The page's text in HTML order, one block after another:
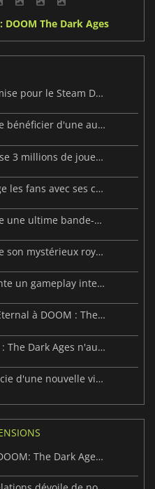
The Dark Ages
DOOM : The Dark Ages s’optimise pour le Steam Deck
Doom : The Dark Ages vient de bénéficier d'une augmentation surprise de la difficulté
DOOM : The Dark Ages dépasse 3 millions de joueurs grâce à un lancement record
DOOM : The Dark Ages partage les fans avec ses choix audacieux
DOOM : The Dark Ages dévoile une ultime bande-annonce avant son lancement
DOOM : The Dark Ages dévoile son mystérieux royaume cosmique
DOOM : The Dark Ages présente un gameplay intense dans une nouvelle vidéo
L'évolution brutale de Doom Eternal à DOOM : The Dark Ages
La raison pour laquelle Doom : The Dark Ages n'aura pas de mode multijoueur
DOOM : The Dark Ages bénéficie d'une nouvelle vidéo de NVIDIA
La Chain Spear révolutionne DOOM: The Dark Ages – Revelations